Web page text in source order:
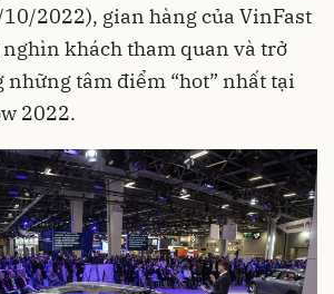
2022), gian hàng của VinFast
khách tham quan và trở
tâm điểm “hot” nhất tại
2022.